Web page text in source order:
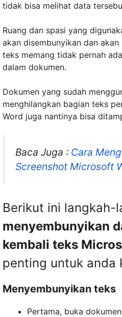
tidak bisa melihat data
Ruang dan spasi yang
akan disembunyikan dan
teks memang tidak pernah
dalam dokumen.
Dokumen yang sudah
menghilangkan bagian teks
Word juga nantinya bisa
Baca Juga : Cara
Screenshot Microsoft
Berikut ini langkah-
menyembunyikan
kembali teks
penting untuk anda
Menyembunyikan teks
Pertama, buka